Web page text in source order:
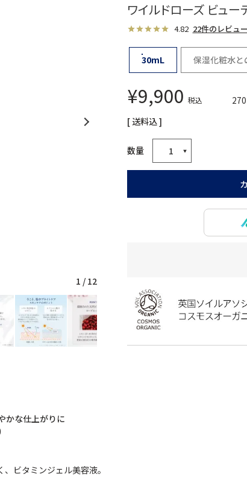
1 / 12
ワイルドローズ ビュー
4.82 22件のレビュ
30mL 保湿化粧水
¥9,900 税込
270
送料込
かな仕上がりに
ビタミンジェル美容液。